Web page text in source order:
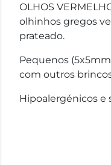
OLHOS
olhinhos gregos
prateado.
Pequenos
com outros
Hipoalergénicos e